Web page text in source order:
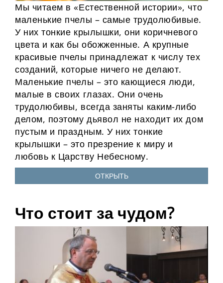
Мы читаем в «Естественной истории», что
маленькие пчелы – самые трудолюбивые.
У них тонкие крылышки, они коричневого
цвета и как бы обожженные. А крупные
красивые пчелы принадлежат к числу тех
созданий, которые ничего не делают.
Маленькие пчелы – это кающиеся люди,
малые в своих глазах. Они очень
трудолюбивы, всегда заняты каким-либо
делом, поэтому дьявол не находит их дом
пустым и праздным. У них тонкие
крылышки – это презрение к миру и
любовь к Царству Небесному.
ОТКРЫТЬ
Что стоит за чудом?